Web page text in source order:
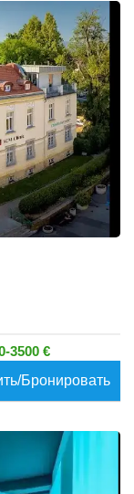
3500 €
Бронировать